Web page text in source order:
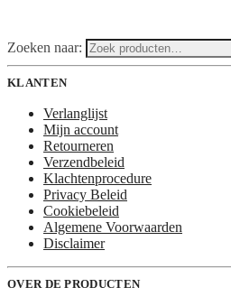
Zoeken naar:
KLANTEN
Verlanglijst
Mijn account
Retourneren
Verzendbeleid
Klachtenprocedure
Privacy Beleid
Cookiebeleid
Algemene Voorwaarden
Disclaimer
OVER DE PRODUCTEN